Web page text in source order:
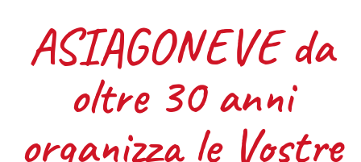
ASIAGONEVE da
oltre 30 anni
organizza le Vostre